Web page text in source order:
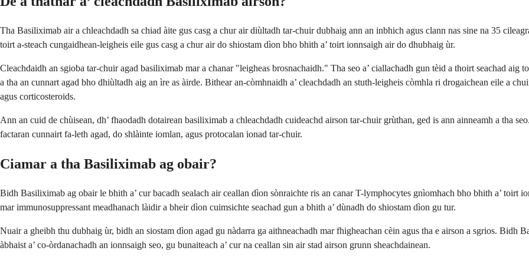
Tha Basiliximab air a chleachdadh sa chiad àite gus casg a chur air diùltadh tar-chuir dubhaig ann an inbhich agus clann nas sine na 35
toirt a-steach cungaidhean-leigheis eile gus casg a chur air do shiostam dìon bho bhith a’ toirt ionnsaigh air do dhubhaig ùr.
Cleachdaidh an sgioba tar-chuir agad basiliximab mar a chanar "leigheas brosnachaidh." Tha seo a’ ciallachadh gun tèid a thoirt seachad aig
a tha an cunnart agad bho dhiùltadh aig an ìre as àirde. Bithear an-còmhnaidh a’ cleachdadh an stuth-leigheis còmhla ri drogaichean eile a
agus corticosteroids.
Ann an cuid de chùisean, dh’ fhaodadh dotairean basiliximab a chleachdadh cuideachd airson tar-chuir grùthan, ged is ann ainneamh a tha
factaran cunnairt fa-leth agad, do shlàinte iomlan, agus protocalan ionad tar-chuir.
Ciamar a tha Basiliximab ag obair?
Bidh Basiliximab ag obair le bhith a’ cur bacadh sealach air ceallan dìon sònraichte ris an canar T-lymphocytes gnìomhach bho bhith a’ toirt
mar immunosuppressant meadhanach làidir a bheir dìon cuimsichte seachad gun a bhith a’ dùnadh do shiostam dìon gu tur.
Nuair a gheibh thu dubhaig ùr, bidh an siostam dìon agad gu nàdarra ga aithneachadh mar fhigheachan cèin agus tha e airson a sgrios. Bidh
àbhaist a’ co-òrdanachadh an ionnsaigh seo, gu bunaiteach a’ cur na ceallan sin air stad airson grunn sheachdainean.